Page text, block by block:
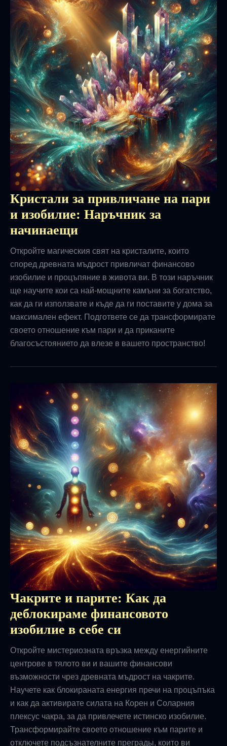
Кристали за привличане на пари
и изобилие: Наръчник за
начинаещи
Откройте магическия свят на кристалите, които
според древната мъдрост привличат финансово
изобилие и процъпяние в живота ви. В този наръчник
ще научите кои са най-мощните камъни за богатство,
как да ги използвате и къде да ги поставите у дома за
максимален ефект. Подгответе се да трансформирате
своето отношение към пари и да приканите
благосъстоянието да влезе в вашето пространство!
Чакрите и парите: Как да
деблокираме финансовото
изобилие в себе си
Откройте мистериозната връзка между енергийните
центрове в тялото ви и вашите финансови
възможности чрез древната мъдрост на чакрите.
Научете как блокираната енергия пречи на процъпъка
и как да активирате силата на Корен и Соларния
плексус чакра, за да привлечете истинско изобилие.
Трансформирайте своето отношение към парите и
отключете подсъзнателните преграды, които ви